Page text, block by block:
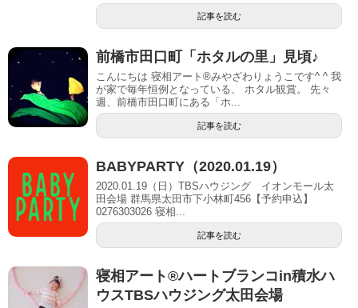
記事を読む
前橋市田口町「ホタルの里」見頃♪
こんにちは 寝相アート®︎みやざわりょうこです^ ^ 我
が家で毎年恒例となっている、 ホタル観賞。 先々
週、前橋市田口町にある「ホ...
記事を読む
BABYPARTY（2020.01.19）
2020.01.19（日）TBSハウジング イオンモール太
田会場 群馬県太田市下小林町456【予約申込】
0276303026 寝相...
記事を読む
寝相アート®︎ハートブランコin積水ハ
ウスTBSハウジング太田会場